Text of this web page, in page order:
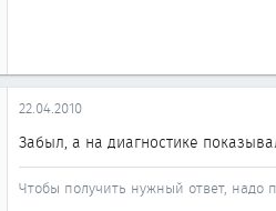
22.04.2010
Забыл, а на диагностике
Чтобы получить нужный ответ, надо